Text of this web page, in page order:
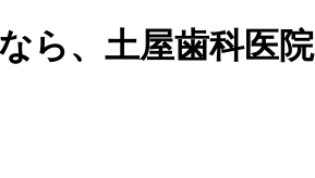
ら、土屋歯科医院